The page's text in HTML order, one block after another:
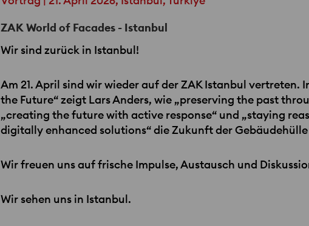
ZAK World of Facades - Istanbul
Wir sind zurück in Istanbul!
Am 21. April sind wir wieder auf derZAKIstanbul vertreten.
the Future“ zeigt Lars Anders, wie „preserving the past
„creating the future with active response“ und „staying
digitally enhanced solutions“ die Zukunft der
Wir freuen uns auf frische Impulse, Austausch und
Wir sehen uns in Istanbul.